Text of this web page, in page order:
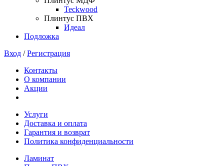
Teckwood
Плинтус ПВХ
Идеал
Подложка
Вход /Регистрация
Контакты
О компании
Акции
Услуги
Доставка и оплата
Гарантия и возврат
Политика конфиденциальности
Ламинат